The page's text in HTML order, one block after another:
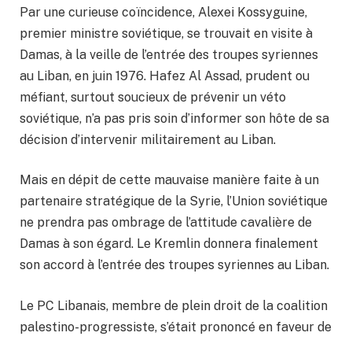
Par une curieuse coïncidence, Alexei Kossyguine,
premier ministre soviétique, se trouvait en visite à
Damas, à la veille de l’entrée des troupes syriennes
au Liban, en juin 1976. Hafez Al Assad, prudent ou
méfiant, surtout soucieux de prévenir un véto
soviétique, n’a pas pris soin d’informer son hôte de sa
décision d’intervenir militairement au Liban.
Mais en dépit de cette mauvaise manière faite à un
partenaire stratégique de la Syrie, l’Union soviétique
ne prendra pas ombrage de l’attitude cavalière de
Damas à son égard. Le Kremlin donnera finalement
son accord à l’entrée des troupes syriennes au Liban.
Le PC Libanais, membre de plein droit de la coalition
palestino-progressiste, s’était prononcé en faveur de